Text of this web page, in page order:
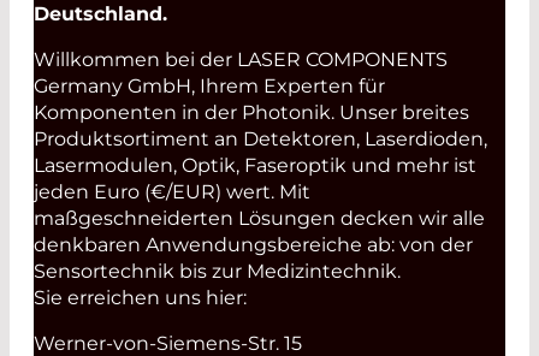
Deutschland.
Willkommen bei der LASER COMPONENTS
Germany GmbH, Ihrem Experten für
Komponenten in der Photonik. Unser breites
Produktsortiment an Detektoren, Laserdioden,
Lasermodulen, Optik, Faseroptik und mehr ist
jeden Euro (€/EUR) wert. Mit
maßgeschneiderten Lösungen decken wir alle
denkbaren Anwendungsbereiche ab: von der
Sensortechnik bis zur Medizintechnik.
Sie erreichen uns hier:
Werner-von-Siemens-Str. 15